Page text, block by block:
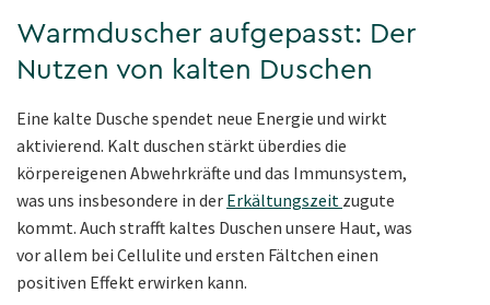
Warmduscher aufgepasst: Der
Nutzen von kalten Duschen
Eine kalte Dusche spendet neue Energie und wirkt
aktivierend. Kalt duschen stärkt überdies die
körpereigenen Abwehrkräfte und das Immunsystem,
was uns insbesondere in der Erkältungszeit zugute
kommt. Auch strafft kaltes Duschen unsere Haut, was
vor allem bei Cellulite und ersten Fältchen einen
positiven Effekt erwirken kann.